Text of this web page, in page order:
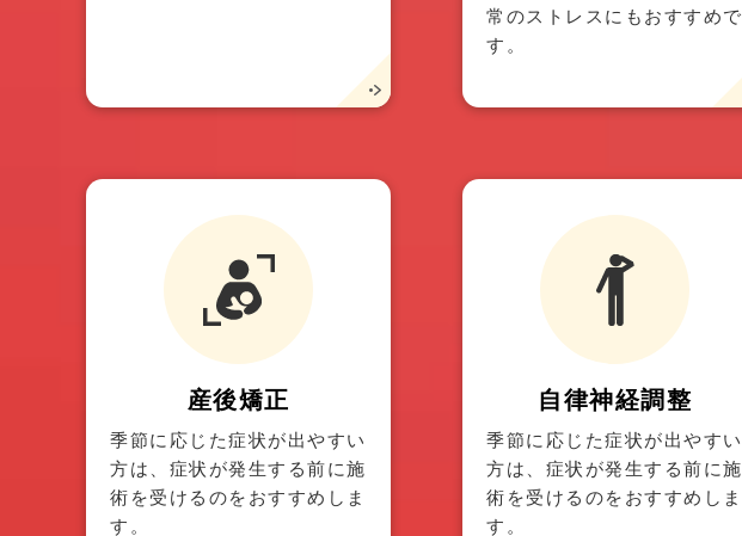
常のストレスにもおすすめで
す。
産後矯正
季節に応じた症状が出やすい
方は、症状が発生する前に施
術を受けるのをおすすめしま
す。
自律神経調整
季節に応じた症状が出やすい
方は、症状が発生する前に施
術を受けるのをおすすめしま
す。